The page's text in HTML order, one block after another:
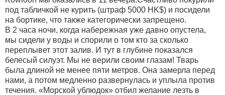
под табличкой не курить (штраф 5000 HK$) и посидели
на бортике, что также категорически запрещено.
В 2 часа ночи, когда набережная уже давно опустела,
мы сидели у воды и спорили о том кто за сколько
переплывет этот залив. И тут в глубине показался
белесый силуэт. Мы не верили своим глазам! Тварь
была длиной не менее пяти метров. Она замерла перед
нами, а потом медленно развернулась и уплыла против
течения. «Морской ублюдок» отбил желание лезть в